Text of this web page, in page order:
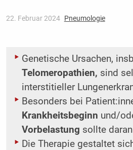
22. Februar 2024 Pneumologie
Genetische Ursachen,
Telomeropathien, sind
interstitieller
Besonders bei
Krankheitsbeginn und/
Vorbelastung sollte
Die Therapie gestaltet